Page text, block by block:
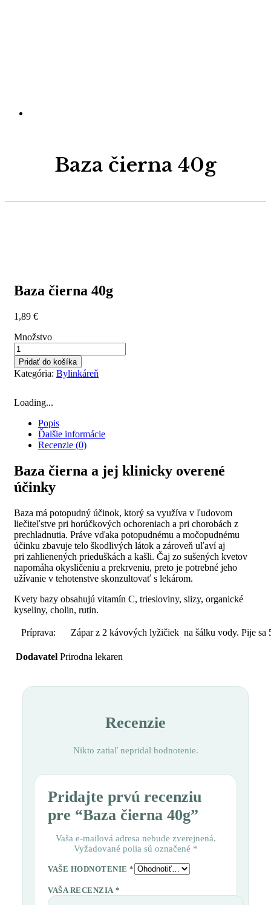
Baza čierna 40g
Baza čierna 40g
1,89 €
Množstvo
Pridať do košíka
Kategória: Bylinkáreň
Loading...
Popis
Ďalšie informácie
Recenzie (0)
Baza čierna a jej klinicky overené
účinky
Baza má potopudný účinok, ktorý sa využíva v ľudovom
liečiteľstve pri horúčkových ochoreniach a pri chorobách z
prechladnutia. Práve vďaka potopudnému a močopudnému
účinku zbavuje telo škodlivých látok a zároveň uľaví aj
pri zahlienených prieduškách a kašli. Čaj zo sušených kvetov
napomáha okysličeniu a prekrveniu, preto je potrebné jeho
užívanie v tehotenstve skonzultovať s lekárom.
Kvety bazy obsahujú vitamín C, triesloviny, slizy, organické
kyseliny, cholin, rutin.
Príprava: Zápar z 2 kávových lyžičiek na šálku vody. Pije sa
Dodavatel Prirodna lekaren
Recenzie
Nikto zatiaľ nepridal hodnotenie.
Pridajte prvú recenziu
pre “Baza čierna 40g”
Vaša e-mailová adresa nebude zverejnená.
Vyžadované polia sú označené *
VAŠE HODNOTENIE *
VAŠA RECENZIA *